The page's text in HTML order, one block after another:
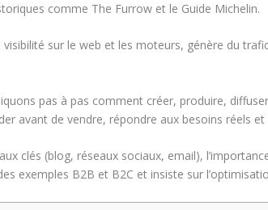
comme The Furrow et le Guide Michelin.
visibilité sur le web et les moteurs, génère du
pas à pas comment créer, produire,
avant de vendre, répondre aux besoins réels
clés (blog, réseaux sociaux, email),
exemples B2B et B2C et insiste sur